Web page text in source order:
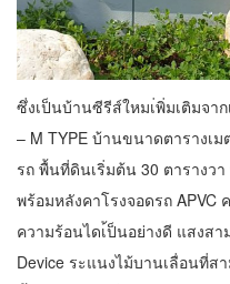
ซึ่งเป็นบ้านซีรีส์ใหมเ่พิ่มเติมจา
– M TYPE บ้านขนาดตารางเ
รถ พื้นที่ดินเริ่มต้น 30 ตารางว
พร้อมหลังคาโรงจอดรถ
ความร้อนไดเ้ป็นอย่างดี แสงสา
Device ระแนงไม้บานเลื่อนที่